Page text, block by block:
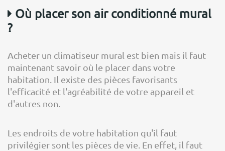
Où placer son air conditionné mural
?
Acheter un climatiseur mural est bien mais il faut
maintenant savoir où le placer dans votre
habitation. Il existe des pièces favorisants
l'efficacité et l'agréabilité de votre appareil et
d'autres non.
Les endroits de votre habitation qu'il faut
privilégier sont les pièces de vie. En effet, il faut